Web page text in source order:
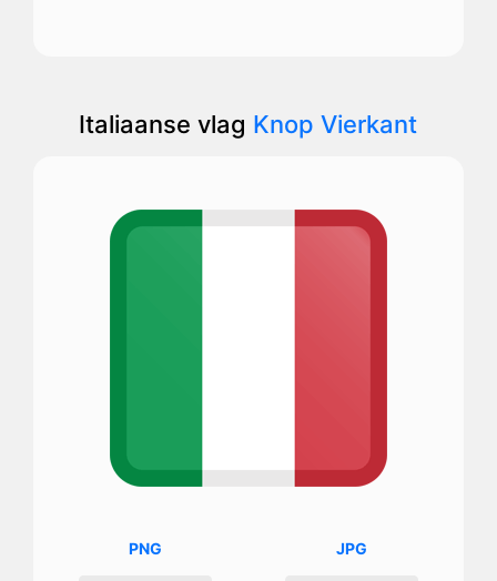
Italiaanse vlag Knop Vierkant
PNG JPG